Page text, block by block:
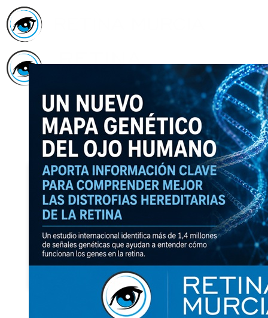
Asociación
Quiénes
Somos
Servicios
Asóciate
Haz tu
donativo
Federados